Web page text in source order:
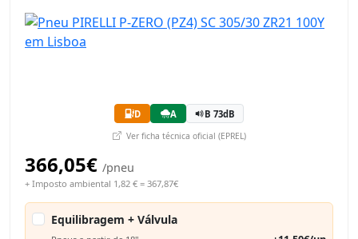
D A B 73dB
Ver ficha técnica oficial (EPREL)
366,05€ /pneu
+ Imposto ambiental 1,82 € = 367,87€
Equilibragem + Válvula